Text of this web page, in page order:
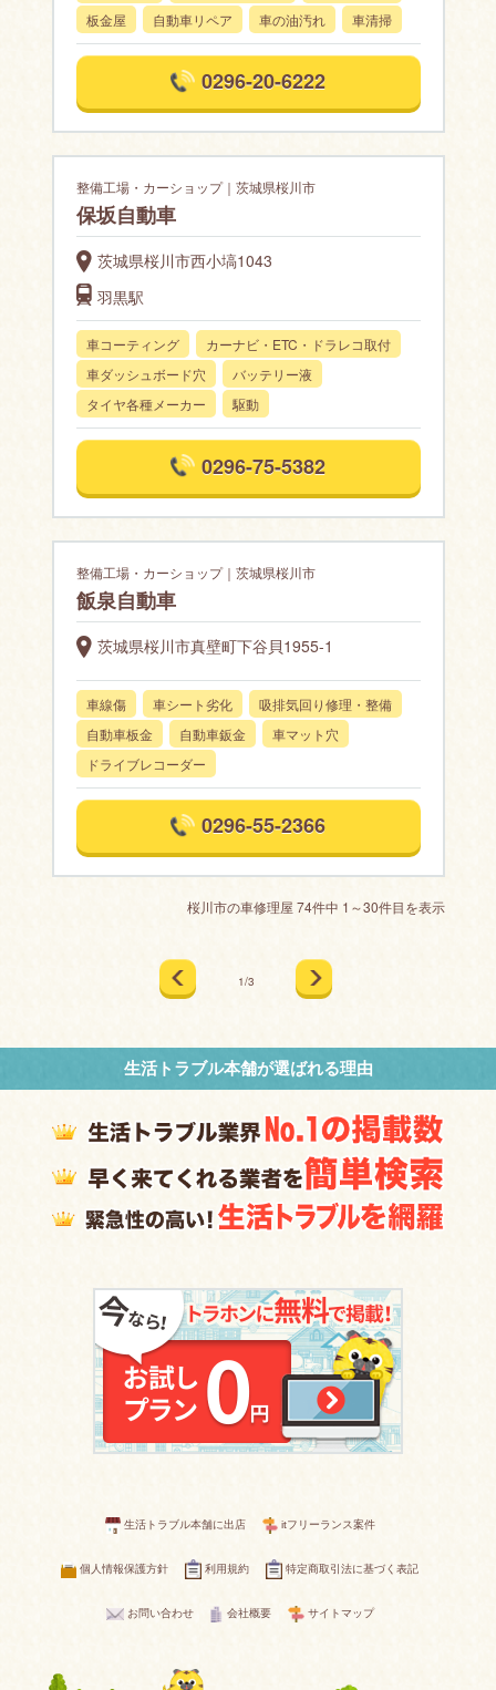
板金屋
自動車リペア 車の油汚れ 車清掃
0296-20-6222
整備工場・カーショップ｜茨城県桜川市
保坂自動車
茨城県桜川市西小塙1043
羽黒駅
車コーティング
カーナビ・ETC・ドラレコ取付
車ダッシュボード穴
バッテリー液
タイヤ各種メーカー
駆動
0296-75-5382
整備工場・カーショップ｜茨城県桜川市
飯泉自動車
茨城県桜川市真壁町下谷貝1955-1
車線傷 車シート劣化
吸排気回り修理・整備
自動車板金
自動車鈑金
車マット穴
ドライブレコーダー
0296-55-2366
桜川市の車修理屋 74件中 1～30件目を表示
1/3
生活トラブル本舗が選ばれる理由
生活トラブル本舗に出店 itフリーランス案件
個人情報保護方針 利用規約 特定商取引法に基づく表記
お問い合わせ 会社概要 サイトマップ